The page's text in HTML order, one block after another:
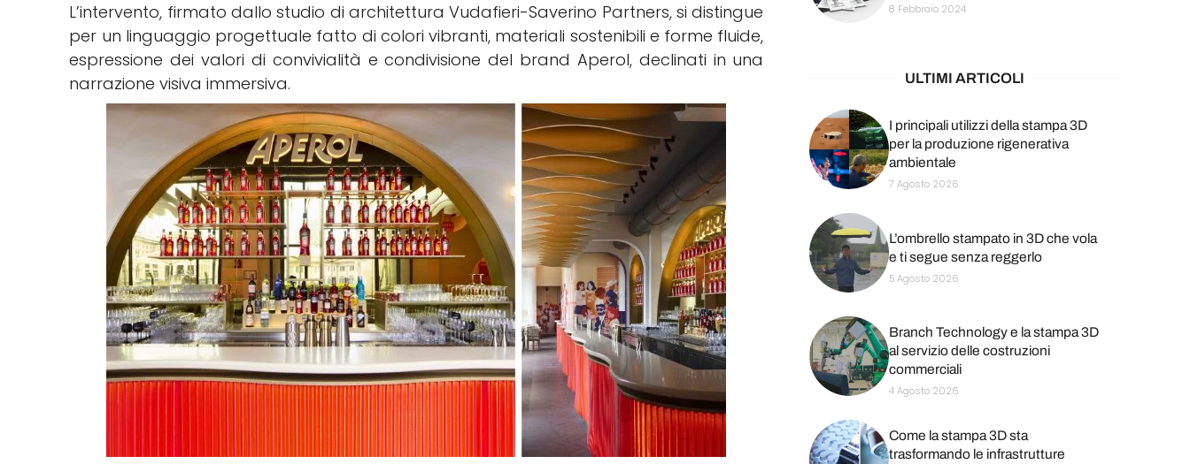
L’intervento, firmato dallo studio di architettura Vudafieri-Saverino Partners, si distingue
per un linguaggio progettuale fatto di colori vibranti, materiali sostenibili e forme fluide,
espressione dei valori di convivialità e condivisione del brand Aperol, declinati in una
narrazione visiva immersiva.
8 Febbraio 2024
ULTIMI ARTICOLI
I principali utilizzi della stampa 3D
per la produzione rigenerativa
ambientale
7 Agosto 2026
L’ombrello stampato in 3D che vola
e ti segue senza reggerlo
5 Agosto 2026
Branch Technology e la stampa 3D
al servizio delle costruzioni
commerciali
4 Agosto 2026
Come la stampa 3D sta
trasformando le infrastrutture